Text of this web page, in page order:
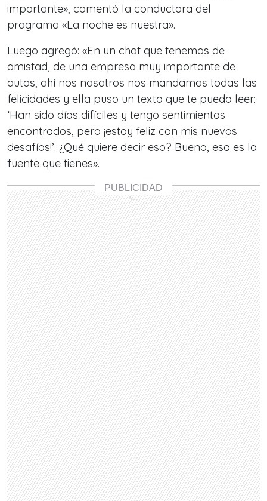
importante», comentó la conductora del
programa «La noche es nuestra».
Luego agregó: «En un chat que tenemos de
amistad, de una empresa muy importante de
autos, ahí nos nosotros nos mandamos todas las
felicidades y ella puso un texto que te puedo leer:
‘Han sido días difíciles y tengo sentimientos
encontrados, pero ¡estoy feliz con mis nuevos
desafíos!’. ¿Qué quiere decir eso? Bueno, esa es la
fuente que tienes».